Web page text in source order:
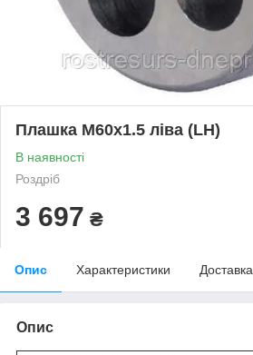
Плашка М60х1.5 ліва (LH)
В наявності
Роздріб
3 697 ₴
Опис Характеристики Доставка
Опис